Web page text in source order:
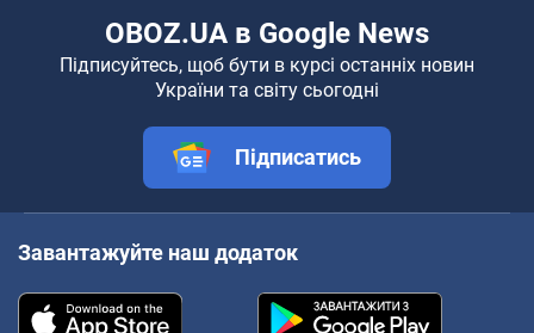
OBOZ.UA в Google News
Підписуйтесь, щоб бути в курсі останніх новин
України та світу сьогодні
Підписатись
Завантажуйте наш додаток